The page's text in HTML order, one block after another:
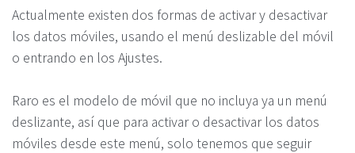
Actualmente existen dos formas de activar y desactivar
los datos móviles, usando el menú deslizable del móvil
o entrando en los Ajustes.
Raro es el modelo de móvil que no incluya ya un menú
deslizante, así que para activar o desactivar los datos
móviles desde este menú, solo tenemos que seguir